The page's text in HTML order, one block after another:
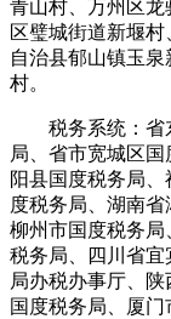
青山村、万州区
区璧城街道新堰
自治县郁山镇玉
村。
税务系统：省东
局、省市宽城区
阳县国度税务局
度税务局、湖南
柳州市国度税务
税务局、四川省
局办税办事厅、
国度税务局、厦